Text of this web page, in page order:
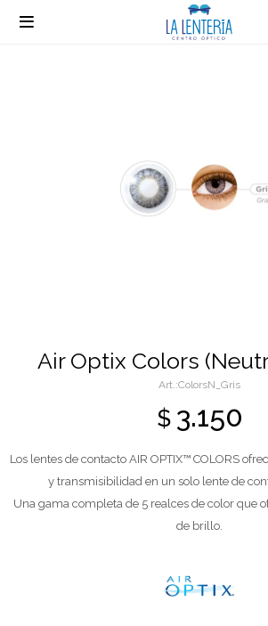

Air Optix Colors
ColorsN_Gris
$ 3.150
Los lentes de contacto AIR OPTIX™ COLORS
y transmisibilidad en un solo lente de
Una gama completa de 5 realces de color que
de brillo.